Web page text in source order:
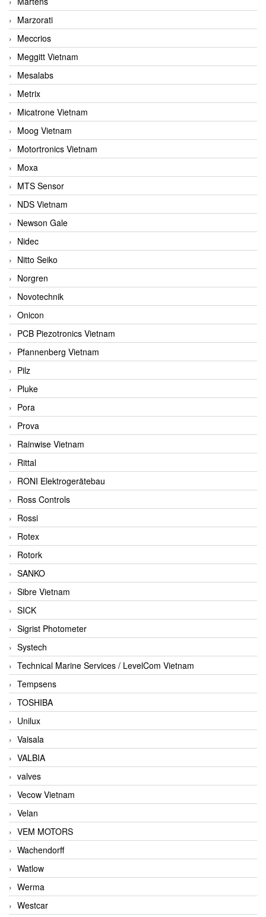
Marzorati
Meccrios
Meggitt Vietnam
Mesalabs
Metrix
Micatrone Vietnam
Moog Vietnam
Motortronics Vietnam
Moxa
MTS Sensor
NDS Vietnam
Newson Gale
Nidec
Nitto Seiko
Norgren
Novotechnik
Onicon
PCB Piezotronics Vietnam
Pfannenberg Vietnam
Pilz
Pluke
Pora
Prova
Rainwise Vietnam
Rittal
RONI Elektrogerätebau
Ross Controls
Rossi
Rotex
Rotork
SANKO
Sibre Vietnam
SICK
Sigrist Photometer
Systech
Technical Marine Services / LevelCom Vietnam
Tempsens
TOSHIBA
Unilux
Vaisala
VALBIA
valves
Vecow Vietnam
Velan
VEM MOTORS
Wachendorff
Watlow
Werma
Westcar